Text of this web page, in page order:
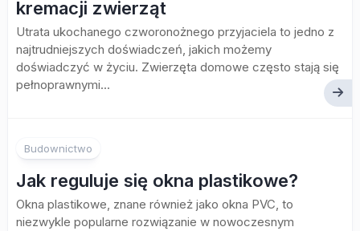
kremacji zwierząt
Utrata ukochanego czworonożnego przyjaciela to jedno z
najtrudniejszych doświadczeń, jakich możemy
doświadczyć w życiu. Zwierzęta domowe często stają się
pełnoprawnymi...
Budownictwo
Jak reguluje się okna plastikowe?
Okna plastikowe, znane również jako okna PVC, to
niezwykle popularne rozwiązanie w nowoczesnym